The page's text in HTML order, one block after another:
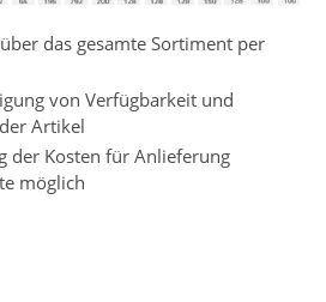
das gesamte Sortiment per
von Verfügbarkeit und
Artikel
der Kosten für Anlieferung
möglich